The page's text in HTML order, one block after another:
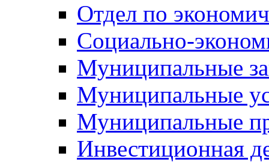
Отдел по
Социально-
Муниципальные
Муниципальные
Муниципальные
Инвестиционная